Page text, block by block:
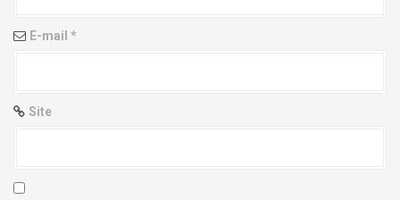
n E-mail *
Site